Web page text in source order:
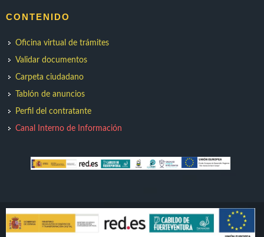
CONTENIDO
Oficina virtual de trámites
Validar documentos
Carpeta ciudadano
Tablón de anuncios
Perfil del contratante
Canal Interno de Información